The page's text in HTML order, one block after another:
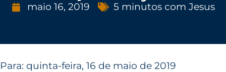
maio 16, 2019 5 minutos com Jesus
Para: quinta-feira, 16 de maio de 2019